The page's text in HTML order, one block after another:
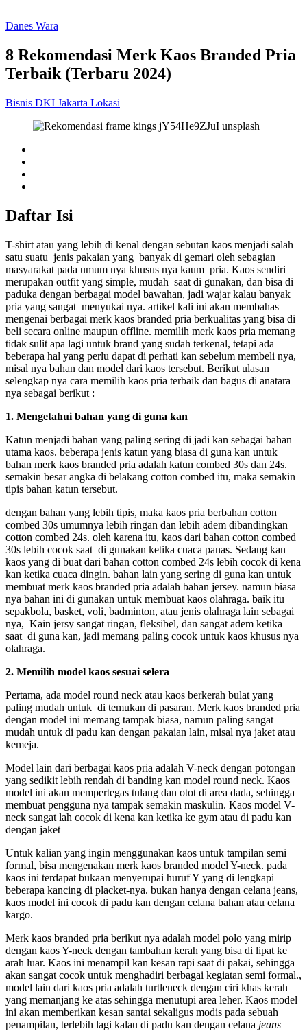
Danes Wara
8 Rekomendasi Merk Kaos Branded Pria
Terbaik (Terbaru 2024)
Bisnis DKI Jakarta Lokasi
Daftar Isi
T-shirt atau yang lebih di kenal dengan sebutan kaos menjadi salah
satu suatu jenis pakaian yang banyak di gemari oleh sebagian
masyarakat pada umum nya khusus nya kaum pria. Kaos sendiri
merupakan outfit yang simple, mudah saat di gunakan, dan bisa di
paduka dengan berbagai model bawahan, jadi wajar kalau banyak
pria yang sangat menyukai nya. artikel kali ini akan membahas
mengenai berbagai merk kaos branded pria berkualitas yang bisa di
beli secara online maupun offline. memilih merk kaos pria memang
tidak sulit apa lagi untuk brand yang sudah terkenal, tetapi ada
beberapa hal yang perlu dapat di perhati kan sebelum membeli nya,
misal nya bahan dan model dari kaos tersebut. Berikut ulasan
selengkap nya cara memilih kaos pria terbaik dan bagus di anatara
nya sebagai berikut :
1. Mengetahui bahan yang di guna kan
Katun menjadi bahan yang paling sering di jadi kan sebagai bahan
utama kaos. beberapa jenis katun yang biasa di guna kan untuk
bahan merk kaos branded pria adalah katun combed 30s dan 24s.
semakin besar angka di belakang cotton combed itu, maka semakin
tipis bahan katun tersebut.
dengan bahan yang lebih tipis, maka kaos pria berbahan cotton
combed 30s umumnya lebih ringan dan lebih adem dibandingkan
cotton combed 24s. oleh karena itu, kaos dari bahan cotton combed
30s lebih cocok saat di gunakan ketika cuaca panas. Sedang kan
kaos yang di buat dari bahan cotton combed 24s lebih cocok di kena
kan ketika cuaca dingin. bahan lain yang sering di guna kan untuk
membuat merk kaos branded pria adalah bahan jersey. namun biasa
nya bahan ini di gunakan untuk membuat kaos olahraga. baik itu
sepakbola, basket, voli, badminton, atau jenis olahraga lain sebagai
nya, Kain jersy sangat ringan, fleksibel, dan sangat adem ketika
saat di guna kan, jadi memang paling cocok untuk kaos khusus nya
olahraga.
2. Memilih model kaos sesuai selera
Pertama, ada model round neck atau kaos berkerah bulat yang
paling mudah untuk di temukan di pasaran. Merk kaos branded pria
dengan model ini memang tampak biasa, namun paling sangat
mudah untuk di padu kan dengan pakaian lain, misal nya jaket atau
kemeja.
Model lain dari berbagai kaos pria adalah V-neck dengan potongan
yang sedikit lebih rendah di banding kan model round neck. Kaos
model ini akan mempertegas tulang dan otot di area dada, sehingga
membuat pengguna nya tampak semakin maskulin. Kaos model V-
neck sangat lah cocok di kena kan ketika ke gym atau di padu kan
dengan jaket
Untuk kalian yang ingin menggunakan kaos untuk tampilan semi
formal, bisa mengenakan merk kaos branded model Y-neck. pada
kaos ini terdapat bukaan menyerupai huruf Y yang di lengkapi
beberapa kancing di placket-nya. bukan hanya dengan celana jeans,
kaos model ini cocok di padu kan dengan celana bahan atau celana
kargo.
Merk kaos branded pria berikut nya adalah model polo yang mirip
dengan kaos Y-neck dengan tambahan kerah yang bisa di lipat ke
arah luar. Kaos ini menampil kan kesan rapi saat di pakai, sehingga
akan sangat cocok untuk menghadiri berbagai kegiatan semi formal.,
model lain dari kaos pria adalah turtleneck dengan ciri khas kerah
yang memanjang ke atas sehingga menutupi area leher. Kaos model
ini akan memberikan kesan santai sekaligus modis pada sebuah
penampilan, terlebih lagi kalau di padu kan dengan celana jeans